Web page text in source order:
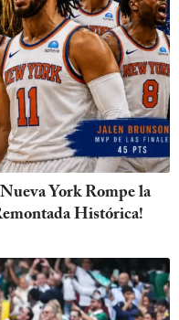
York Rompe la
Histórica!